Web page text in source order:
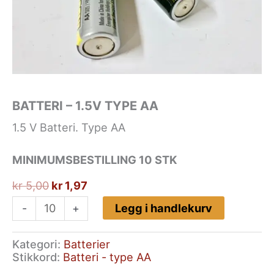
BATTERI – 1.5V TYPE AA
1.5 V Batteri. Type AA
MINIMUMSBESTILLING 10 STK
kr5,00 Opprinnelig
pris
var:
kr 5,00.
kr1,97
pris
er:
kr 1,97.
-
Batteri
-
1.5V
type
+ Legg i handlekurv
Kategori: Batterier
Stikkord: Batteri - type AA